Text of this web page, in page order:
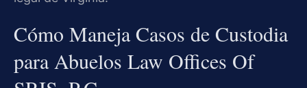
Cómo Maneja Casos de Custodia
para Abuelos Law Offices Of